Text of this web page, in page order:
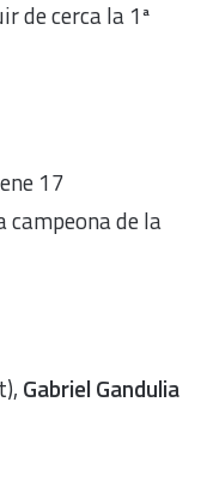
de cerca la 1ª
17
campeona de la
Gabriel Gandulia